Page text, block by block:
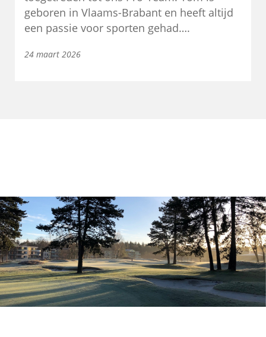
geboren in Vlaams-Brabant en heeft altijd
een passie voor sporten gehad….
24 maart 2026